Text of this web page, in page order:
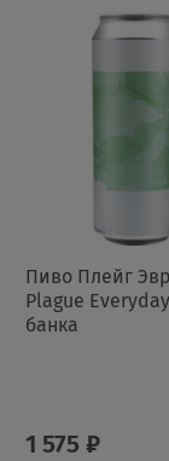
Пиво Плейг
Plague
банка
1 575 ₽